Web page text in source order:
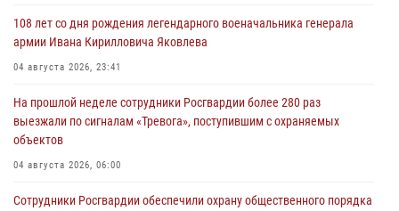
108 лет со дня рождения легендарного военачальника генерала
армии Ивана Кирилловича Яковлева
04 августа 2026, 23:41
На прошлой неделе сотрудники Росгвардии более 280 раз
выезжали по сигналам «Тревога», поступившим с охраняемых
объектов
04 августа 2026, 06:00
Сотрудники Росгвардии обеспечили охрану общественного порядка